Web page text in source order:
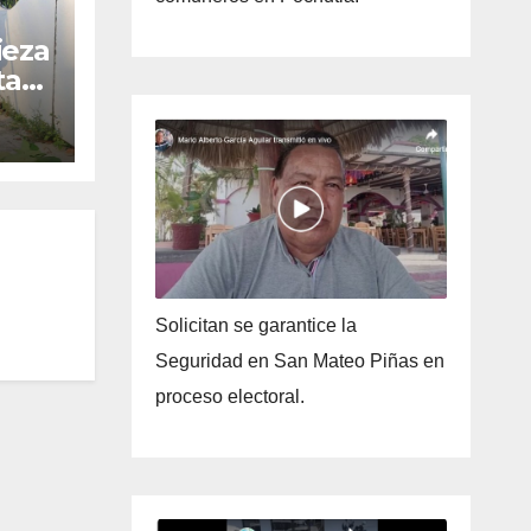
Solicitan se garantice la
Seguridad en San Mateo Piñas en
proceso electoral.